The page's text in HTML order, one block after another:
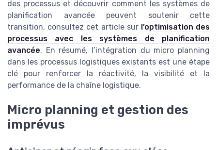
des processus et découvrir comment les systèmes de
planification avancée peuvent soutenir cette
transition, consultez cet article sur l’optimisation des
processus avec les systèmes de planification
avancée. En résumé, l’intégration du micro planning
dans les processus logistiques existants est une étape
clé pour renforcer la réactivité, la visibilité et la
performance de la chaîne logistique.
Micro planning et gestion des
imprévus